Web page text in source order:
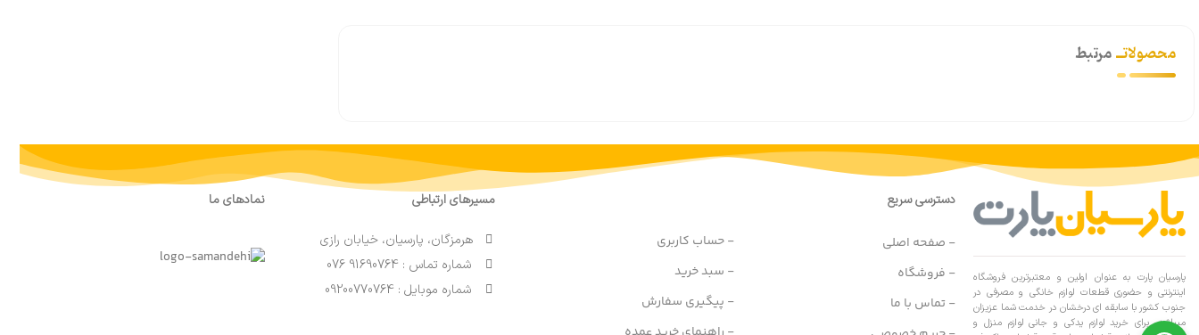
محصولاتــمرتبط
پارسیان پارت به عنوان اولین و معتبرترین فروشگاه
اینترنتی و حضوری قطعات لوازم خانگی و مصرفی در
جنوب کشور با سابقه ای درخشان در خدمت شما عزیزان
میباشد. برای خرید لوازم یدکی و جانی لوازم منزل و
دسترسی سریع
- صفحه اصلی
- فروشگاه
- تماس با ما
- حساب کاربری
- سبد خرید
- پیگیری سفارش
مسیرهای ارتباطی
هرمزگان، پارسیان، خیابان رازی
شماره تماس : 91690764 076
شماره موبایل : 09200770764
نمادهای ما